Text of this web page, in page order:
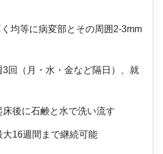
く均等に病変部とその周囲2-3mm
3回（月・水・金など隔日）、就
床後に石鹸と水で洗い流す
大16週間まで継続可能